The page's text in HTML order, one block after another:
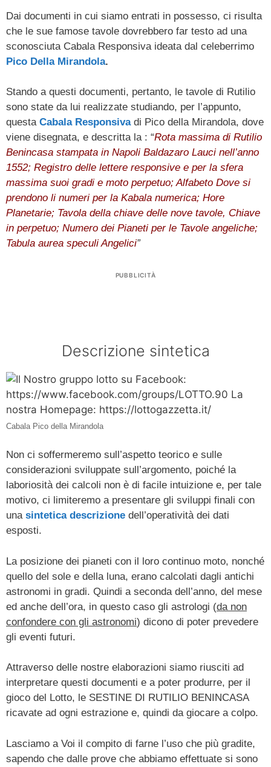
Dai documenti in cui siamo entrati in possesso, ci risulta
che le sue famose tavole dovrebbero far testo ad una
sconosciuta Cabala Responsiva ideata dal celeberrimo
Pico Della Mirandola.
Stando a questi documenti, pertanto, le tavole di Rutilio
sono state da lui realizzate studiando, per l’appunto,
questa Cabala Responsivadi Pico della Mirandola, dove
viene disegnata, e descritta la : “Rota massima di Rutilio
Benincasa stampata in Napoli Baldazaro Lauci nell’anno
1552; Registro delle lettere responsive e per la sfera
massima suoi gradi e moto perpetuo; Alfabeto Dove si
prendono li numeri per la Kabala numerica; Hore
Planetarie; Tavola della chiave delle nove tavole, Chiave
in perpetuo; Numero dei Pianeti per le Tavole angeliche;
Tabula aurea speculi Angelici”
PUBBLICITÀ
Descrizione sintetica
Cabala Pico della Mirandola
Non ci soffermeremo sull’aspetto teorico e sulle
considerazioni sviluppate sull’argomento, poiché la
laboriosità dei calcoli non è di facile intuizione e, per tale
motivo, ci limiteremo a presentare gli sviluppi finali con
una sintetica descrizione dell’operatività dei dati
esposti.
La posizione dei pianeti con il loro continuo moto, nonché
quello del sole e della luna, erano calcolati dagli antichi
astronomi in gradi. Quindi a seconda dell’anno, del mese
ed anche dell’ora, in questo caso gli astrologi (da non
confondere con gli astronomi) dicono di poter prevedere
gli eventi futuri.
Attraverso delle nostre elaborazioni siamo riusciti ad
interpretare questi documenti e a poter produrre, per il
gioco del Lotto, le SESTINE DI RUTILIO BENINCASA
ricavate ad ogni estrazione e, quindi da giocare a colpo.
Lasciamo a Voi il compito di farne l’uso che più gradite,
sapendo che dalle prove che abbiamo effettuate si sono